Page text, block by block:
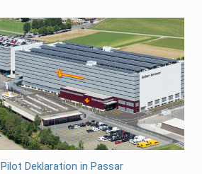
Deklaration in Passar